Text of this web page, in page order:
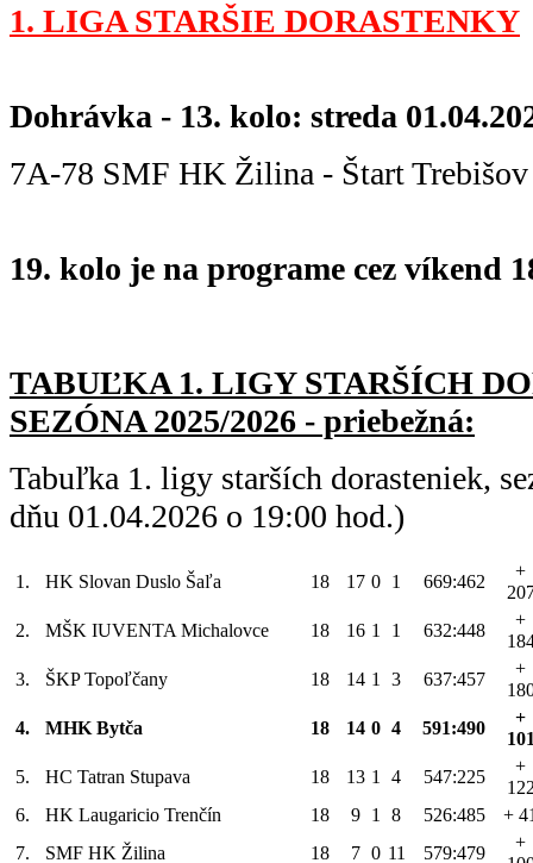
1. LIGA STARŠIE DORASTENKY
Dohrávka - 13. kolo: streda
7A-78 SMF HK Žilina - Štart
19. kolo je na programe cez víkend
TABUĽKA 1. LIGY STARŠÍCH
SEZÓNA 2025/2026 - priebežná:
Tabuľka 1. ligy starších dorasteniek,
dňu 01.04.2026 o 19:00 hod.)
1. HK Slovan Duslo Šaľa 18 17 0 1 669:462
+
2.
MŠK IUVENTA Michalovce 18 16 1 1 632:448
+
3.
ŠKP Topoľčany 18 14 1 3 637:457
+
4.
MHK Bytča 18 14 0 4 591:490
+
5.
HC Tatran Stupava 18 13 1 4 547:225
+
6.
HK Laugaricio Trenčín 18 9 1 8 526:485
+
7.
SMF HK Žilina 18 7 0 11 579:479
+